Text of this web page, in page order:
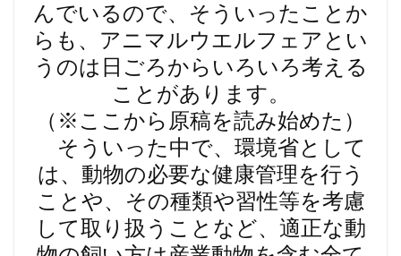
んでいるので、そういったことか
らも、アニマルウエルフェアとい
うのは日ごろからいろいろ考える
ことがあります。
（※ここから原稿を読み始めた）
そういった中で、環境省として
は、動物の必要な健康管理を行う
ことや、その種類や習性等を考慮
して取り扱うことなど、適正な動